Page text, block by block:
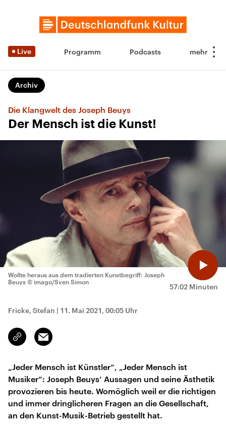
Live Programm Podcasts
Archiv
Die Klangwelt des Joseph Beuys
Der Mensch ist die Kunst!
57:02 Minuten
Wollte heraus aus dem tradierten Kunstbegriff: Joseph
Beuys © imago/Sven Simon
Fricke, Stefan | 11. Mai 2021, 00:05 Uhr
Link
kopieren/teilen
Email
„Jeder Mensch ist Künstler“, „Jeder Mensch ist
Musiker“: Joseph Beuys‘ Aussagen und seine Ästhetik
provozieren bis heute. Womöglich weil er die richtigen
und immer dringlicheren Fragen an die Gesellschaft,
an den Kunst-Musik-Betrieb gestellt hat.